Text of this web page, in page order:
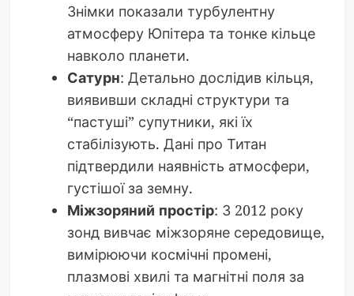
Знімки показали турбулентну
атмосферу Юпітера та тонке кільце
навколо планети.
Сатурн: Детально дослідив кільця,
виявивши складні структури та
“пастуші” супутники, які їх
стабілізують. Дані про Титан
підтвердили наявність атмосфери,
густішої за земну.
Міжзоряний простір: З 2012 року
зонд вивчає міжзоряне середовище,
вимірюючи космічні промені,
плазмові хвилі та магнітні поля за